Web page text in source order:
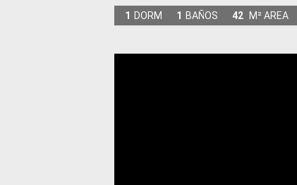
1 DORM 1 BAÑOS 42 M² AREA